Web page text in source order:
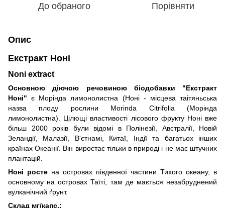
До обраного Порівняти
Опис
Екстракт Ноні
Noni extract
Основною діючою речовиною біодобавки "Екстракт
Ноні" є Морінда лимонолистна (Ноні - місцева таітяньська
назва плоду рослини Morіnda Cіtrіfolіa (Морінда
лимонолистна). Цілющі властивості лісового фрукту Ноні вже
більш 2000 років були відомі в Полінезії, Австралії, Новій
Зеландії, Малазії, В'єтнамі, Китаї, Індії та багатьох інших
країнах Океанії. Він виростає тільки в природі і не має штучних
плантацій.
Ноні росте на островах південної частини Тихого океану, в
основному на островах Таїті, там де мається незабруднений
вулканічний ґрунт.
Склад мг/капс.: